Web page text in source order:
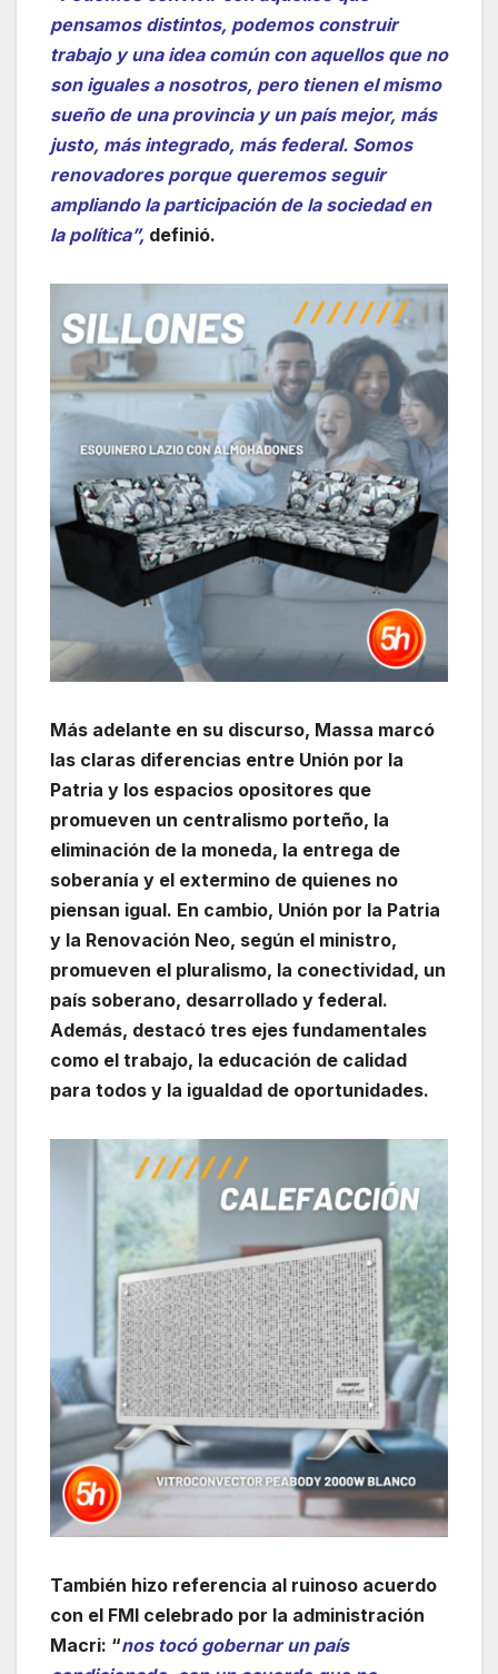
pensamos distintos, podemos construir
trabajo y una idea común con aquellos que no
son iguales a nosotros, pero tienen el mismo
sueño de una provincia y un país mejor, más
justo, más integrado, más federal. Somos
renovadores porque queremos seguir
ampliando la participación de la sociedad en
la política”, definió.
Más adelante en su discurso, Massa marcó
las claras diferencias entre Unión por la
Patria y los espacios opositores que
promueven un centralismo porteño, la
eliminación de la moneda, la entrega de
soberanía y el extermino de quienes no
piensan igual. En cambio, Unión por la Patria
y la Renovación Neo, según el ministro,
promueven el pluralismo, la conectividad, un
país soberano, desarrollado y federal.
Además, destacó tres ejes fundamentales
como el trabajo, la educación de calidad
para todos y la igualdad de oportunidades.
También hizo referencia al ruinoso acuerdo
con el FMI celebrado por la administración
Macri: “nos tocó gobernar un país